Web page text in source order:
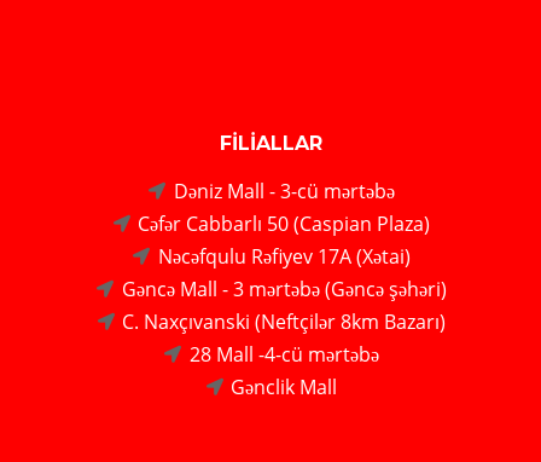
FİLİALLAR
Dəniz Mall - 3-cü mərtəbə
Cəfər Cabbarlı 50 (Caspian Plaza)
Nəcəfqulu Rəfiyev 17A (Xətai)
Gəncə Mall - 3 mərtəbə (Gəncə şəhəri)
C. Naxçıvanski (Neftçilər 8km Bazarı)
28 Mall -4-cü mərtəbə
Gənclik Mall